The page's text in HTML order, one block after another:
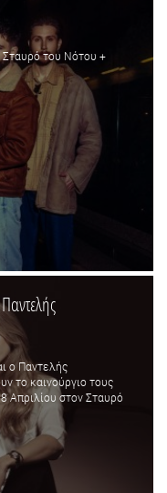
Σταυρό του Νότου +
ο Παντελής
το καινούργιο τους
Απριλίου στον Σταυρό